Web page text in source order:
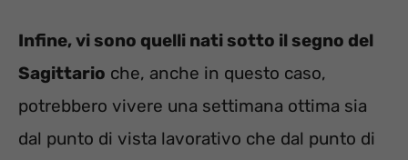
Infine, vi sono quelli nati sotto il segno del
Sagittario che, anche in questo caso,
potrebbero vivere una settimana ottima sia
dal punto di vista lavorativo che dal punto di